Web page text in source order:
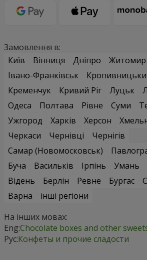
Замовлення в:
Київ
Вінниця Дніпро Житомир
Івано-Франківськ
Кременчук
Кривий Ріг Луцьк
Одеса
Полтава Рівне Суми
Ужгород
Харків Херсон
Черкаси
Чернівці
Чернігів
Самар (Новомосковськ)
Буча
Васильків Ірпінь Умань
Відень
Берлін Ревне Бургас
Варна
інші регіони
На інших мовах:
Eng:Chocolate boxes and other
Рус:Конфеты и прочие сладости